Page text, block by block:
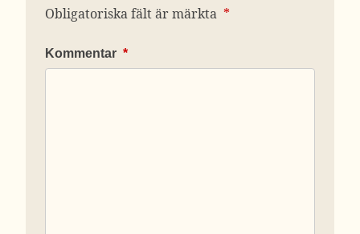
Obligatoriska fält är märkta *
Kommentar *